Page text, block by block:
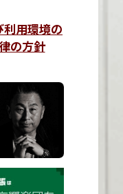
用環境の
の方針